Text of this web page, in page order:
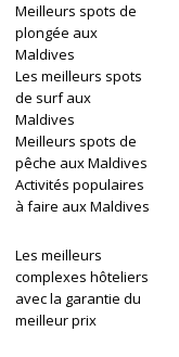
Meilleurs spots de
plongée aux
Maldives
Les meilleurs spots
de surf aux
Maldives
Meilleurs spots de
pêche aux Maldives
Activités populaires
à faire aux Maldives
Les meilleurs
complexes hôteliers
avec la garantie du
meilleur prix